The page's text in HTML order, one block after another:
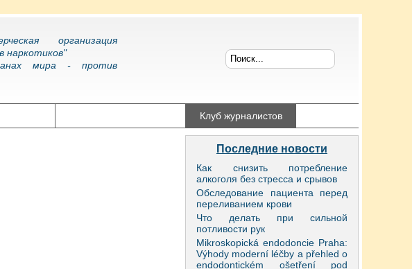
организация
наркотиков"
мира - против
Клуб журналистов
Последние новости
Как снизить потребление
алкоголя без стресса и срывов
Обследование пациента перед
переливанием крови
Что делать при сильной
потливости рук
Mikroskopická endodoncie Praha:
Výhody moderní léčby a přehled o
endodontickém ošetření pod